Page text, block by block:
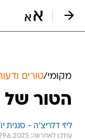
מקומי/טורים
הטור של
ליזי דלריצ׳ה -
עודכן לאחרונה: 29.6.2025 / 6:05